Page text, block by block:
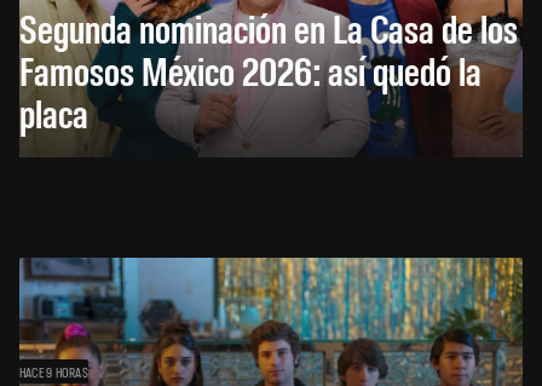
Segunda nominación en La Casa de los
Famosos México 2026: así quedó la
placa
HACE 9 HORAS